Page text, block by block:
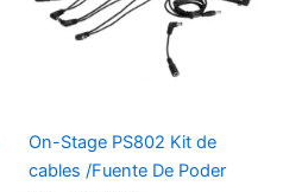
On-Stage PS802 Kit de
cables /Fuente De Poder